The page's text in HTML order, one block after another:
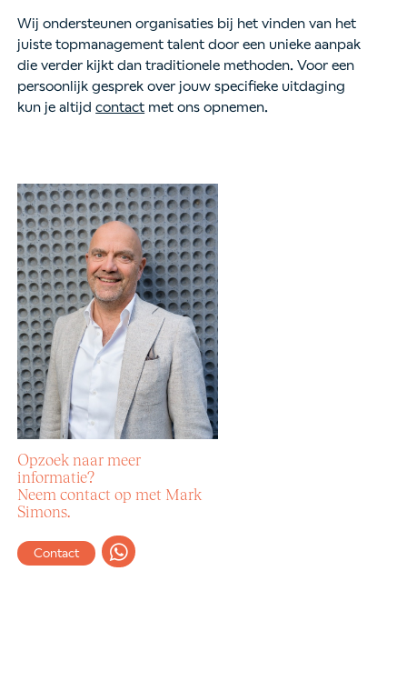
Wij ondersteunen organisaties bij het vinden van het
juiste topmanagement talent door een unieke aanpak
die verder kijkt dan traditionele methoden. Voor een
persoonlijk gesprek over jouw specifieke uitdaging
kun je altijdcontact met ons opnemen.
Opzoek naar meer
informatie?
Neem contact op met Mark
Simons.
Contact